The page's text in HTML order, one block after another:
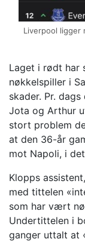
Liverpool ligger
Laget i rødt har
nøkkelspiller i
skader. Pr.
Jota og Arthur
stort problem
at den 36-år
mot Napoli, i
Klopps
med tittelen
som har vært
Undertittelen i
ganger uttalt at